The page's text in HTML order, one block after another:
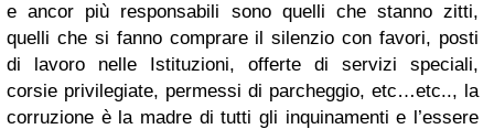
e ancor più responsabili sono quelli che stanno zitti,
quelli che si fanno comprare il silenzio con favori, posti
di lavoro nelle Istituzioni, offerte di servizi speciali,
corsie privilegiate, permessi di parcheggio, etc…etc.., la
corruzione è la madre di tutti gli inquinamenti e l’essere